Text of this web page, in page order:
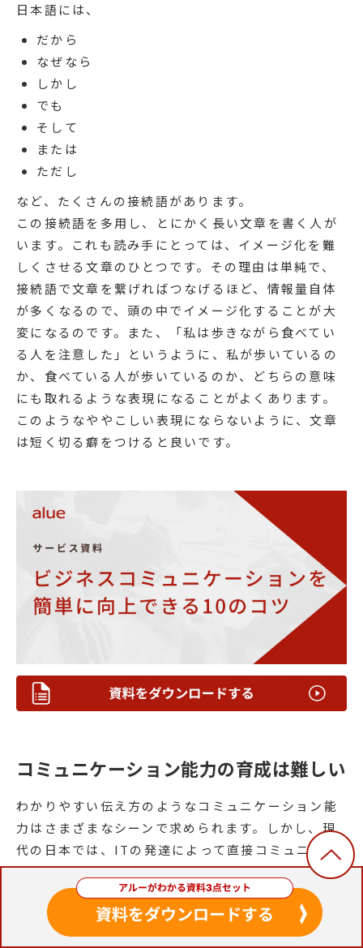
日本語には、
だから
なぜなら
しかし
でも
そして
または
ただし
など、たくさんの接続語があります。
この接続語を多用し、とにかく長い文章を書く人が
います。これも読み手にとっては、イメージ化を難
しくさせる文章のひとつです。その理由は単純で、
接続語で文章を繋げればつなげるほど、情報量自体
が多くなるので、頭の中でイメージ化することが大
変になるのです。また、「私は歩きながら食べてい
る人を注意した」というように、私が歩いているの
か、食べている人が歩いているのか、どちらの意味
にも取れるような表現になることがよくあります。
このようなややこしい表現にならないように、文章
は短く切る癖をつけると良いです。
コミュニケーション能力の育成は難しい
わかりやすい伝え方のようなコミュニケーション能
力はさまざまなシーンで求められます。しかし、現
代の日本では、ITの発達によって直接コミュニケー
ションを取る機会が少なくなっています。以前まで
は電話や対面で直接話をしていた内容でも、現代で
はメールやSNSなどで簡単にやりとりをすることが
可能です。